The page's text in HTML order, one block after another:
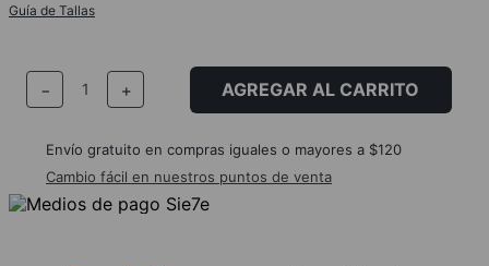
Guía de Tallas
＋
－ AGREGAR AL CARRITO
Envío gratuito en compras iguales o mayores a $120
Cambio fácil en nuestros puntos de venta